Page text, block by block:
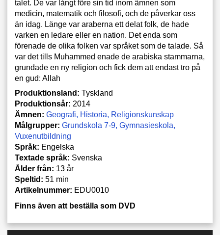
talet. De var långt före sin tid inom ämnen som
medicin, matematik och filosofi, och de påverkar oss
än idag. Länge var araberna ett delat folk, de hade
varken en ledare eller en nation. Det enda som
förenade de olika folken var språket som de talade. Så
var det tills Muhammed enade de arabiska stammarna,
grundade en ny religion och fick dem att endast tro på
en gud: Allah
Produktionsland: Tyskland
Produktionsår: 2014
Ämnen: Geografi Historia
Religionskunskap
Målgrupper: Grundskola 7-9 Gymnasieskola
Vuxenutbildning
Språk: Engelska
Textade språk: Svenska
Ålder från: 13 år
Speltid: 51 min
Artikelnummer: EDU0010
Finns även att beställa som DVD